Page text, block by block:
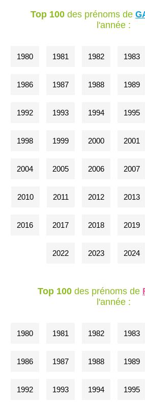
Top 100des prénoms de
l'année :
1980 1981 1982 1983
1986 1987 1988 1989
1992 1993 1994 1995
1998 1999 2000 2001
2004 2005 2006 2007
2010 2011 2012 2013
2016 2017 2018 2019
2022 2023 2024
Top 100des prénoms de
l'année :
1980 1981 1982 1983
1986 1987 1988 1989
1992 1993 1994 1995